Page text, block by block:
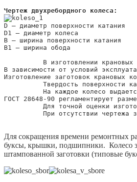
Чертеж двухребордного колеса:
D – диаметр поверхности катания
D1 – диаметр колеса
B – ширина поверхности катания
B1 – ширина обода
В изготовлении
В зависимости от условий
Изготовление заготовок крановых
Твердость поверхности
На каждое колесо
ГОСТ 28648-90 регламентирует
Для точной оценки
При отсутствии чертежа
Для сокращения времени ремонтных
буксы, крышки, подшипники. Колесо
штампованной заготовки (типовые